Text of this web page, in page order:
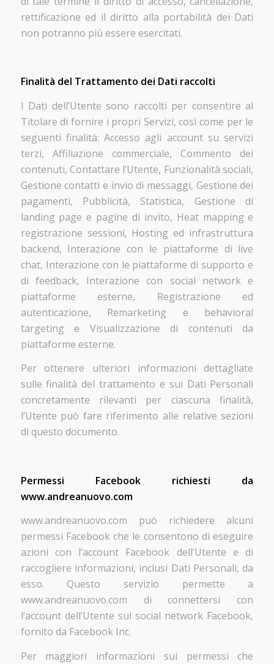
rettificazione ed il diritto alla portabilità dei Dati
non potranno più essere esercitati.
Finalità del Trattamento dei Dati raccolti
I Dati dell’Utente sono raccolti per consentire al
Titolare di fornire i propri Servizi, così come per le
seguenti finalità: Accesso agli account su servizi
terzi, Affiliazione commerciale, Commento dei
contenuti, Contattare l’Utente, Funzionalità sociali,
Gestione contatti e invio di messaggi, Gestione dei
pagamenti, Pubblicità, Statistica, Gestione di
landing page e pagine di invito, Heat mapping e
registrazione sessioni, Hosting ed infrastruttura
backend, Interazione con le piattaforme di live
chat, Interazione con le piattaforme di supporto e
di feedback, Interazione con social network e
piattaforme esterne, Registrazione ed
autenticazione, Remarketing e behavioral
targeting e Visualizzazione di contenuti da
piattaforme esterne.
Per ottenere ulteriori informazioni dettagliate
sulle finalità del trattamento e sui Dati Personali
concretamente rilevanti per ciascuna finalità,
l’Utente può fare riferimento alle relative sezioni
di questo documento.
Permessi Facebook richiesti da
www.andreanuovo.com
www.andreanuovo.com può richiedere alcuni
permessi Facebook che le consentono di eseguire
azioni con l’account Facebook dell’Utente e di
raccogliere informazioni, inclusi Dati Personali, da
esso. Questo servizio permette a
www.andreanuovo.com di connettersi con
l’account dell’Utente sul social network Facebook,
fornito da Facebook Inc.
Per maggiori informazioni sui permessi che